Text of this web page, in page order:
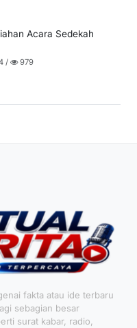
Acara Sedekah
/ 979
fakta atau ide terbaru
sebagian besar
surat kabar, radio,